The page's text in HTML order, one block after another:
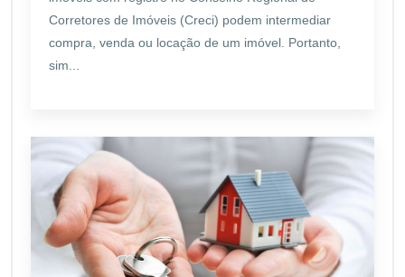
Corretores de Imóveis (Creci) podem intermediar
compra, venda ou locação de um imóvel. Portanto,
sim...